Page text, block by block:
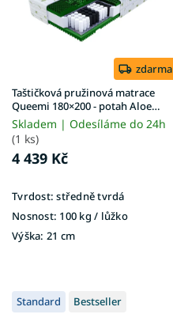
u
k
t
ů
zdarma
Taštičková pružinová matrace
Queemi 180×200 - potah Aloe
Vera
Skladem | Odesíláme do 24h
(1 ks)
4 439 Kč
Tvrdost: středně tvrdá
Nosnost: 100 kg​​​​​ / lůžko
Výška: 21 cm
Standard Bestseller